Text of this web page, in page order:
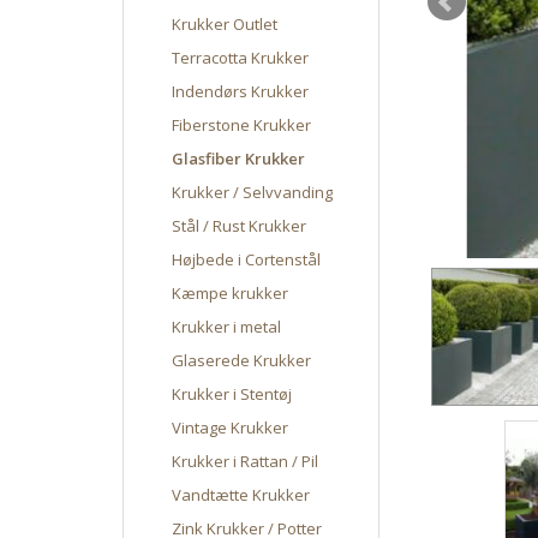
Krukker Outlet
Terracotta Krukker
Indendørs Krukker
Fiberstone Krukker
Glasfiber Krukker
Krukker / Selvvanding
Stål / Rust Krukker
Højbede i Cortenstål
Kæmpe krukker
Krukker i metal
Glaserede Krukker
Krukker i Stentøj
Vintage Krukker
Krukker i Rattan / Pil
Vandtætte Krukker
Zink Krukker / Potter